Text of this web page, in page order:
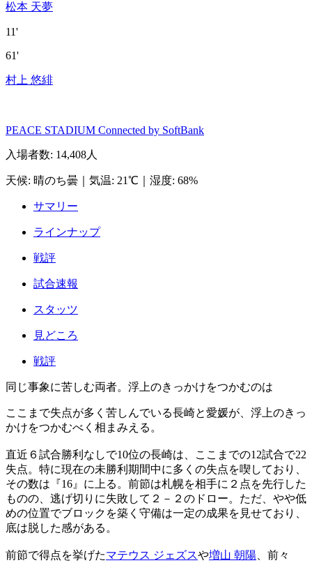
松本 天夢
11'
61'
村上 悠緋
PEACE STADIUM Connected by SoftBank
入場者数: 14,408人
天候: 晴のち曇 気温: 21℃ 湿度: 68%
サマリー
ラインナップ
戦評
試合速報
スタッツ
見どころ
戦評
同じ事象に苦しむ両者。浮上のきっかけをつかむのは
ここまで失点が多く苦しんでいる長崎と愛媛が、浮上のきっ
かけをつかむべく相まみえる。
直近６試合勝利なしで10位の長崎は、ここまでの12試合で22
失点。特に現在の未勝利期間中に多くの失点を喫しており、
その数は『16』に上る。前節は札幌を相手に２点を先行した
ものの、逃げ切りに失敗して２－２のドロー。ただ、やや低
めの位置でブロックを築く守備は一定の成果を見せており、
底は脱した感がある。
前節で得点を挙げたマテウス ジェズスや増山 朝陽 、前々